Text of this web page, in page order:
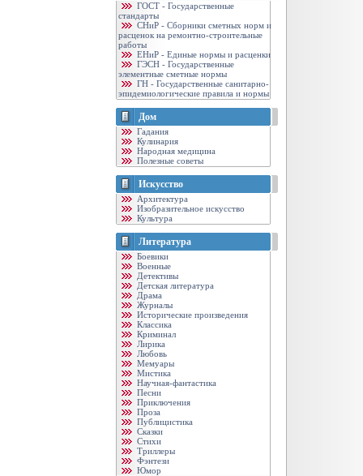
ГОСТ - Государственные
стандарты
CНиР - Сборники сметных норм и
расценок на ремонтно-строительные
работы
ЕНиР - Единые нормы и расценки
ГЭСН - Государственные
элементные сметные нормы
ГН - Государственные санитарно-
эпидемиологические правила и нормы
Дом
Гадания
Кулинария
Народная медицина
Полезные советы
Искусство
Архитектура
Изобразительное искусство
Культура
Литература
Боевики
Военные
Детективы
Детская литература
Драма
Журналы
Исторические произведения
Классика
Криминал
Лирика
Любовь
Мемуары
Мистика
Научная-фантастика
Песни
Приключения
Проза
Публицистика
Сказки
Стихи
Триллеры
Фэнтези
Юмор